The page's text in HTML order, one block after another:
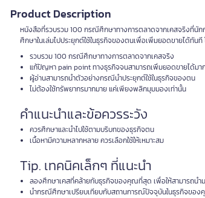
Product Description
หนังสือที่รวบรวม 100 กรณีศึกษาทางการตลาดจากเคสจริงที่นั
ศึกษาในเล่มไปประยุกต์ใช้ในธุรกิจของตนเพื่อเพิ่มยอดขายได้ทั
รวบรวม 100 กรณีศึกษาทางการตลาดจากเคสจริง
แก้ปัญหา pain point ทางธุรกิจจนสามารถเพิ่มยอดขายได้มา
ผู้อ่านสามารถนำตัวอย่างกรณีนำประยุกต์ใช้ในธุรกิจของตน
ไม่ต้องใช้ทรัพยากรมากมาย แค่เพียงพลิกมุมมองเท่านั้น
คำแนะนำและข้อควรระวัง
ควรศึกษาและนำไปใช้ตามบริบทของธุรกิจตน
เนื้อหามีความหลากหลาย ควรเลือกใช้ให้เหมาะสม
Tip. เทคนิคเล็กๆ ที่แนะนำ
ลองศึกษาเคสที่คล้ายกับธุรกิจของคุณที่สุด เพื่อให้สามารถนำ
นำกรณีศึกษาเปรียบเทียบกับสถานการณ์ปัจจุบันในธุรกิจของคุ